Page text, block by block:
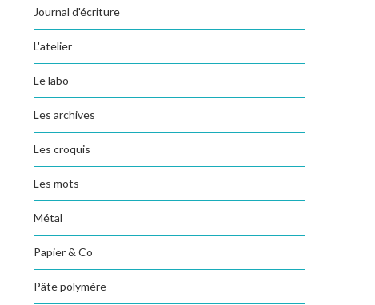
Journal d'écriture
L'atelier
Le labo
Les archives
Les croquis
Les mots
Métal
Papier & Co
Pâte polymère